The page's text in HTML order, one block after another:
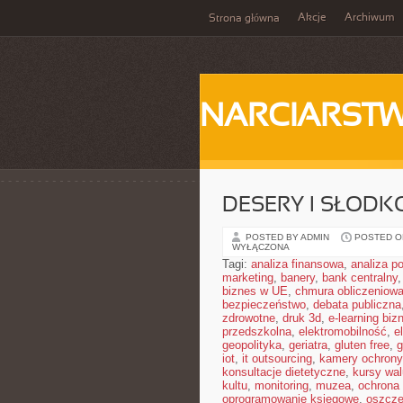
Strona główna Akcje Archiwum
DESERY I
POSTED BY ADMIN POSTED
WYŁĄCZONA
Tagi: analiza finansowa, analiza
marketing, banery, bank centralny,
biznes w UE, chmura obliczeniowa
bezpieczeństwo, debata publiczna,
zdrowotne, druk 3d, e-learning
przedszkolna, elektromobilność,
geopolityka, geriatra, gluten free,
iot, it outsourcing, kamery ochrony
konsultacje dietetyczne, kursy
kultu, monitoring, muzea, ochrona
oprogramowanie księgowe,